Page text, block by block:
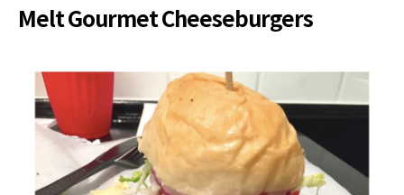
Melt Gourmet Cheeseburgers